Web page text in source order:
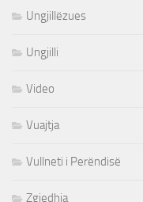
Ungjillëzues
Ungjilli
Video
Vuajtja
Vullneti i Perëndisë
Zgjedhja